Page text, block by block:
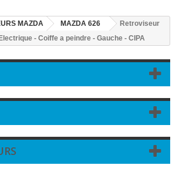
MAZDA MAZDA 626
Retroviseur
- Coiffe a peindre - Gauche - CIPA